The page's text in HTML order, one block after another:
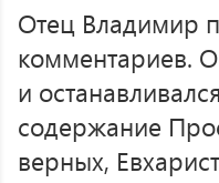
Отец Владимир
комментариев.
и
содержание
верных,